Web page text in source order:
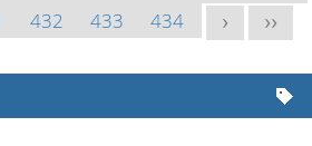
432 433 434 > >>